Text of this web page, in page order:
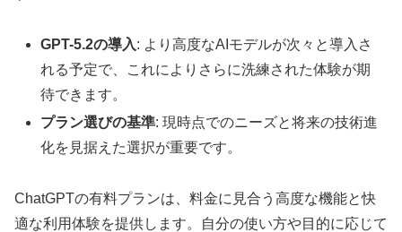
GPT-5.2の導入: より高度なAIモデルが次々と導入さ
れる予定で、これによりさらに洗練された体験が期
待できます。
プラン選びの基準: 現時点でのニーズと将来の技術進
化を見据えた選択が重要です。
ChatGPTの有料プランは、料金に見合う高度な機能と快
適な利用体験を提供します。自分の使い方や目的に応じて